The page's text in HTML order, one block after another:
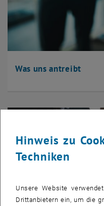
Was uns antreibt
Hinweis zu
Techniken
Unsere Website
Drittanbietern ein, um die